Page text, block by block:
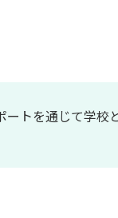
トを通じて学校